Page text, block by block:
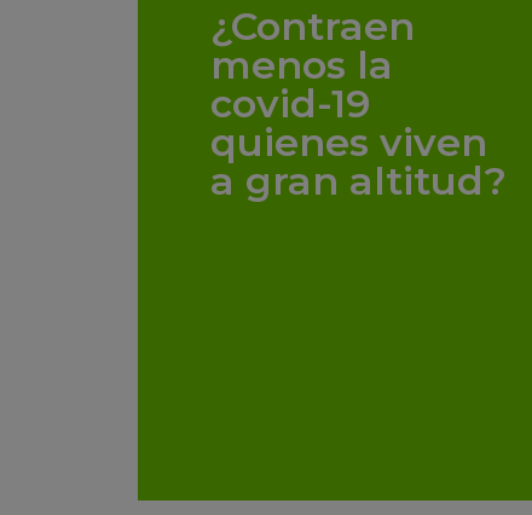
¿Contraen
menos la
covid-19
quienes viven
a gran altitud?